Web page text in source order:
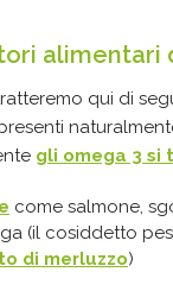
alimentari
qui di
gli omega 3 si
come salmone,
(il cosiddetto
di merluzzo)